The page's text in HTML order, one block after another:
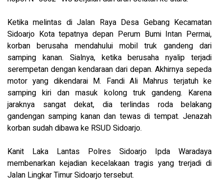
Ketika melintas di Jalan Raya Desa Gebang Kecamatan
Sidoarjo Kota tepatnya depan Perum Bumi Intan Permai,
korban berusaha mendahului mobil truk gandeng dari
samping kanan. Sialnya, ketika berusaha nyalip terjadi
serempetan dengan kendaraan dari depan. Akhirnya sepeda
motor yang dikendarai M. Fandi Ali Mahrus terjatuh ke
samping kiri dan masuk kolong truk gandeng. Karena
jaraknya sangat dekat, dia terlindas roda belakang
gandengan samping kanan dan tewas di tempat. Jenazah
korban sudah dibawa ke RSUD Sidoarjo.
Kanit Laka Lantas Polres Sidoarjo Ipda Waradaya
membenarkan kejadian kecelakaan tragis yang trerjadi di
Jalan Lingkar Timur Sidoarjo tersebut.